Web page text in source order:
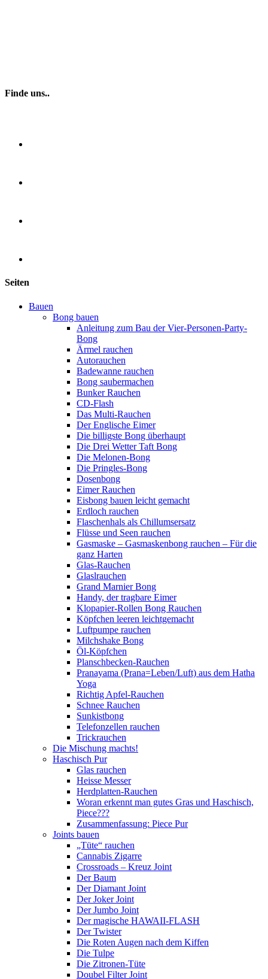
Finde uns..
Seiten
Bauen
Bong bauen
Anleitung zum Bau der Vier-Personen-Party-
Bong
Ärmel rauchen
Autorauchen
Badewanne rauchen
Bong saubermachen
Bunker Rauchen
CD-Flash
Das Multi-Rauchen
Der Englische Eimer
Die billigste Bong überhaupt
Die Drei Wetter Taft Bong
Die Melonen-Bong
Die Pringles-Bong
Dosenbong
Eimer Rauchen
Eisbong bauen leicht gemacht
Erdloch rauchen
Flaschenhals als Chillumsersatz
Flüsse und Seen rauchen
Gasmaske – Gasmaskenbong rauchen – Für die
ganz Harten
Glas-Rauchen
Glaslrauchen
Grand Marnier Bong
Handy, der tragbare Eimer
Klopapier-Rollen Bong Rauchen
Köpfchen leeren leichtgemacht
Luftpumpe rauchen
Milchshake Bong
Öl-Köpfchen
Planschbecken-Rauchen
Pranayama (Prana=Leben/Luft) aus dem Hatha
Yoga
Richtig Apfel-Rauchen
Schnee Rauchen
Sunkistbong
Telefonzellen rauchen
Trickrauchen
Die Mischung machts!
Haschisch Pur
Glas rauchen
Heisse Messer
Herdplatten-Rauchen
Woran erkennt man gutes Gras und Haschisch,
Piece???
Zusammenfassung: Piece Pur
Joints bauen
„Tüte“ rauchen
Cannabis Zigarre
Crossroads – Kreuz Joint
Der Baum
Der Diamant Joint
Der Joker Joint
Der Jumbo Joint
Der magische HAWAII-FLASH
Der Twister
Die Roten Augen nach dem Kiffen
Die Tulpe
Die Zitronen-Tüte
Doubel Filter Joint